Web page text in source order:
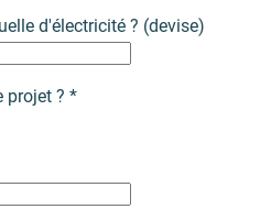
d'électricité ? (devise)
projet ? *